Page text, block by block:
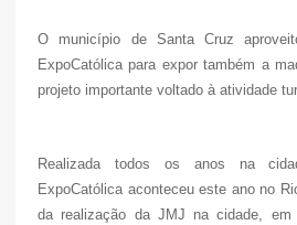
O município de Santa Cruz
ExpoCatólica para expor também a
projeto importante voltado à atividade
Realizada todos os anos na
ExpoCatólica aconteceu este ano no
da realização da JMJ na cidade,